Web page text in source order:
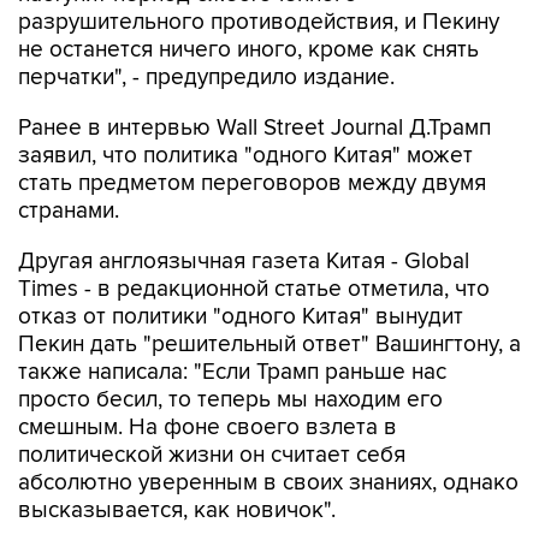
разрушительного противодействия, и Пекину
не останется ничего иного, кроме как снять
перчатки", - предупредило издание.
Ранее в интервью Wall Street Journal Д.Трамп
заявил, что политика "одного Китая" может
стать предметом переговоров между двумя
странами.
Другая англоязычная газета Китая - Global
Times - в редакционной статье отметила, что
отказ от политики "одного Китая" вынудит
Пекин дать "решительный ответ" Вашингтону, а
также написала: "Если Трамп раньше нас
просто бесил, то теперь мы находим его
смешным. На фоне своего взлета в
политической жизни он считает себя
абсолютно уверенным в своих знаниях, однако
высказывается, как новичок".